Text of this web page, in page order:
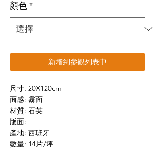
顏色*
新增到參觀列表中
尺寸: 20X120cm
面感: 霧面
材質: 石英
版面:
產地: 西班牙
數量: 14片/坪